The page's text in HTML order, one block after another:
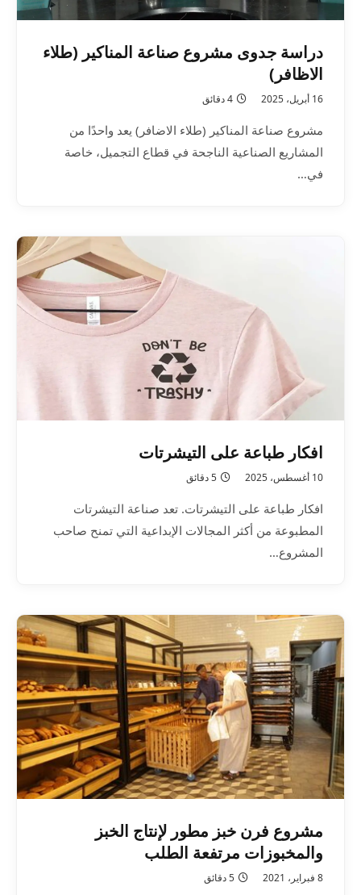
دراسة جدوى مشروع صناعة المناكير (طلاء
الاظافر)
16 أبريل، 2025 4 دقائق
مشروع صناعة المناكير (طلاء الاضافر) يعد واحدًا من
المشاريع الصناعية الناجحة في قطاع التجميل، خاصة
في…
افكار طباعة على التيشرتات
10 أغسطس، 2025 5 دقائق
افكار طباعة على التيشرتات. تعد صناعة التيشرتات
المطبوعة من أكثر المجالات الإبداعية التي تمنح صاحب
المشروع…
مشروع فرن خبز مطور لإنتاج الخبز
والمخبوزات مرتفعة الطلب
8 فبراير، 2021 5 دقائق